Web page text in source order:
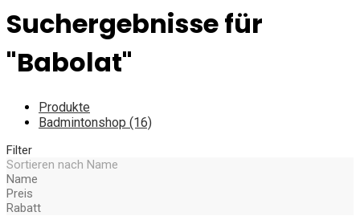
Suchergebnisse für
"Babolat"
Produkte
Badmintonshop (16)
Filter
Sortieren nach Name
Name
Preis
Rabatt